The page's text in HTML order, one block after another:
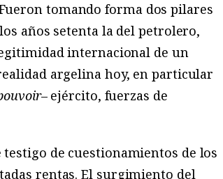
tomando forma dos pilares
años setenta la del petrolero,
internacional de un
argelina hoy, en particular
– ejército, fuerzas de
de cuestionamientos de los
rentas. El surgimiento del